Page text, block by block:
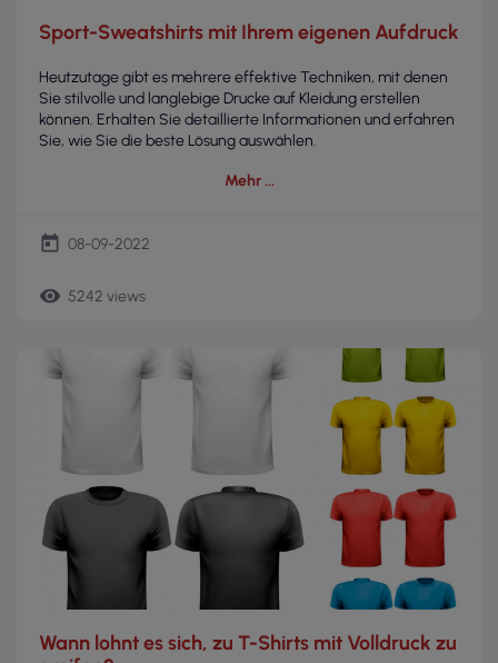
Sport-Sweatshirts mit Ihrem eigenen Aufdruck
Heutzutage gibt es mehrere effektive Techniken, mit denen
Sie stilvolle und langlebige Drucke auf Kleidung erstellen
können. Erhalten Sie detaillierte Informationen und erfahren
Sie, wie Sie die beste Lösung auswählen.
Mehr
today 08-09-2022
remove_red_eye 5242 views
Wann lohnt es sich, zu T-Shirts mit Volldruck zu